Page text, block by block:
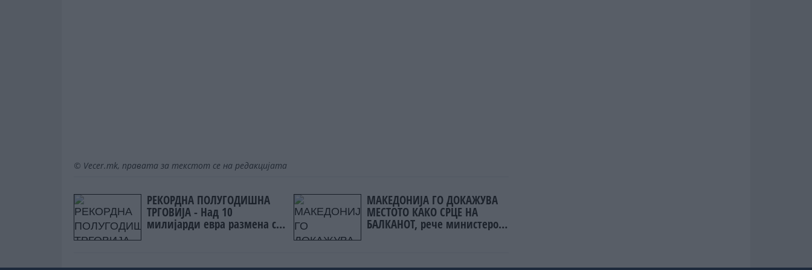
© Vecer.mk, правата за текстот се на редакцијата
РЕКОРДНА ПОЛУГОДИШНА
ТРГОВИЈА - Над 10
милијарди евра размена со
светот, извозот расте побрзо
МАКЕДОНИЈА ГО ДОКАЖУВА
МЕСТОТО КАКО СРЦЕ НА
БАЛКАНОТ, рече министерот
Николоски